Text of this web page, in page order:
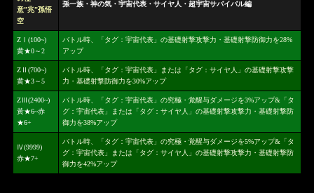
意”兆”孫悟
空
孫一族・神の気・宇宙代表・サイヤ人・超宇宙サバイバル編
ZⅠ(100~)
黄★0～2
バトル時、「タグ：宇宙代表」の基礎射撃攻撃力・基礎射撃防御力を28%
アップ
ZⅡ(700~)
黄★3～5
バトル時、「タグ：宇宙代表」または「タグ：サイヤ人」の基礎射撃攻撃
力・基礎射撃防御力を30%アップ
ZⅢ(2400~)
黃★6~赤
★6+
バトル時、「タグ：宇宙代表」の究極・覚醒与ダメージを3%アップ&「タ
グ：宇宙代表」または「タグ：サイヤ人」の基礎射撃攻撃力・基礎射撃防
御力を38%アップ
Ⅳ(9999)
赤★7+
バトル時、「タグ：宇宙代表」の究極・覚醒与ダメージを5%アップ&「タ
グ：宇宙代表」または「タグ：サイヤ人」の基礎射撃攻撃力・基礎射撃防
御力を42%アップ